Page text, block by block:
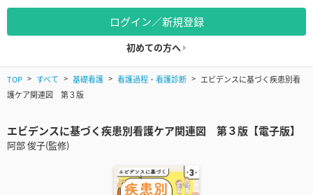
ログイン／新規登録
初めての方へ
TOP すべて 基礎看護 看護過程・看護診断
エビデンスに基づく疾患別看
護ケア関連図 第３版
エビデンスに基づく疾患別看護ケア関連図 第３版【電子版】
阿部 俊子(監修)